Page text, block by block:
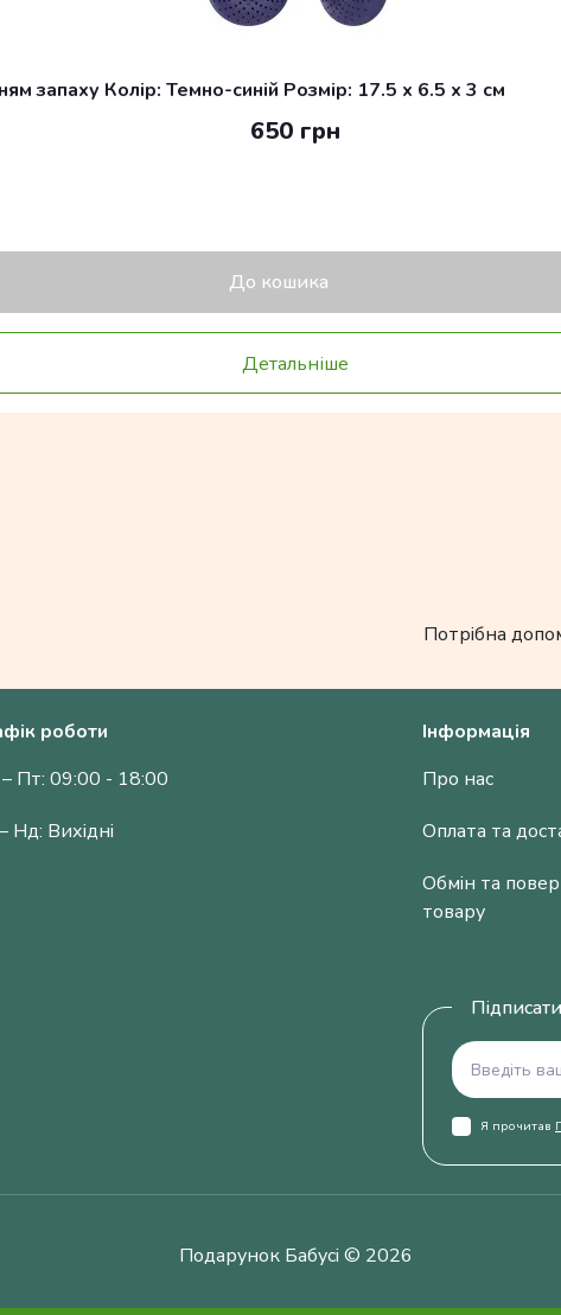
запаху Колір: Темно-синій Розмір: 17.5 x 6.5 x 3 см
650 грн
До кошика
Детальніше
Потрібна
роботи
Пт: 09:00 - 18:00
Нд: Вихідні
Інформація
Про нас
Оплата та
Обмін та
товару
Я прочитав
Подарунок Бабусі © 2026